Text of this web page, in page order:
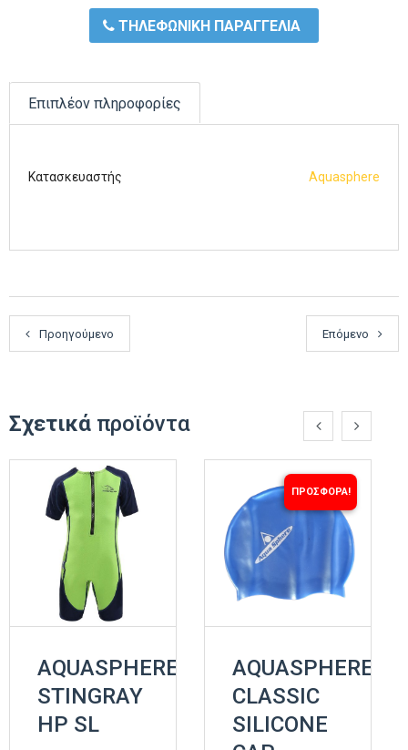
ΤΗΛΕΦΩΝΙΚΗ ΠΑΡΑΓΓΕΛΙΑ
Επιπλέον πληροφορίες
Κατασκευαστής Aquasphere
Προηγούμενο Επόμενο
Σχετικά προϊόντα
AQUASPHERE
STINGRAY
HP SL
ΠΡΟΣΦΟΡΆ!
AQUASPHERE
CLASSIC
SILICONE